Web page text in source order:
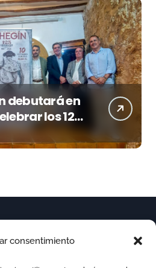
consentimiento
debutará en
los 125